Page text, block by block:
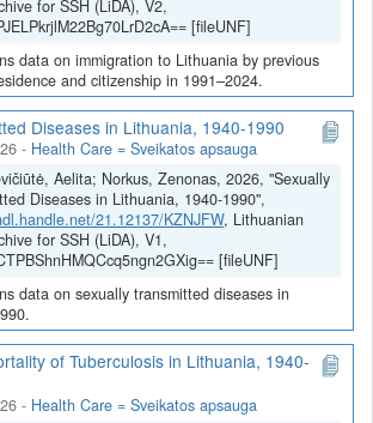
for SSH (LiDA), V2,
[fileUNF]
data on immigration to Lithuania by previous
and citizenship in 1991–2024.
Diseases in Lithuania, 1940-1990
- Health Care = Sveikatos apsauga
Aelita; Norkus, Zenonas, 2026, "Sexually
Diseases in Lithuania, 1940-1990",
21.12137/KZNJFW, Lithuanian
for SSH (LiDA), V1,
[fileUNF]
data on sexually transmitted diseases in
of Tuberculosis in Lithuania, 1940-
- Health Care = Sveikatos apsauga